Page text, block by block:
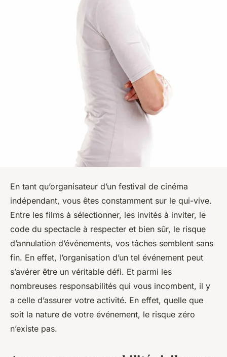
En tant qu’organisateur d’un festival de cinéma
indépendant, vous êtes constamment sur le qui-vive.
Entre les films à sélectionner, les invités à inviter, le
code du spectacle à respecter et bien sûr, le risque
d’annulation d’événements, vos tâches semblent sans
fin. En effet, l’organisation d’un tel événement peut
s’avérer être un véritable défi. Et parmi les
nombreuses responsabilités qui vous incombent, il y
a celle d’assurer votre activité. En effet, quelle que
soit la nature de votre événement, le risque zéro
n’existe pas.